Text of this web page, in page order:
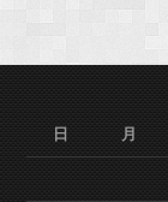
日
月